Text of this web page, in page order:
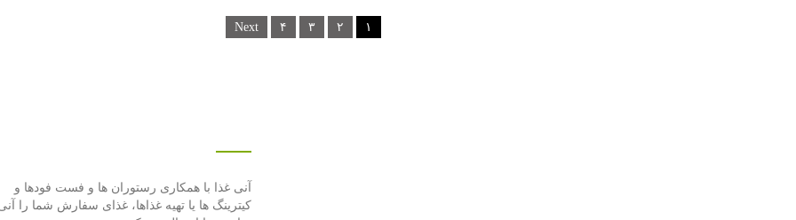
Posts
navigation
۱ ۲ ۳ ۴ Next
آنی غذا با همكاری رستوران ها و فست فودها و
كیترینگ ها یا تهیه غذاها، غذای سفارش شما را